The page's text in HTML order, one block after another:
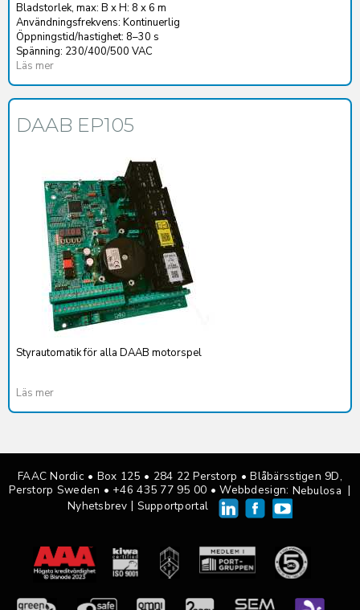
Bladstorlek, max: B x H: 8 x 6 m
Användningsfrekvens: Kontinuerlig
Öppningstid/hastighet: 8–30 s
Spänning: 230/400/500 VAC
Läs mer
DAAB EP105
Styrautomatik för alla DAAB motorspel
Läs mer
FAAC Nordic • Box 125 • 284 22 Perstorp • Blåbärsstigen 9D,
Perstorp Sweden • +46 435 77 95 00 • Webbdesign: Nebulosa |
Nyhetsbrev | Supportportal